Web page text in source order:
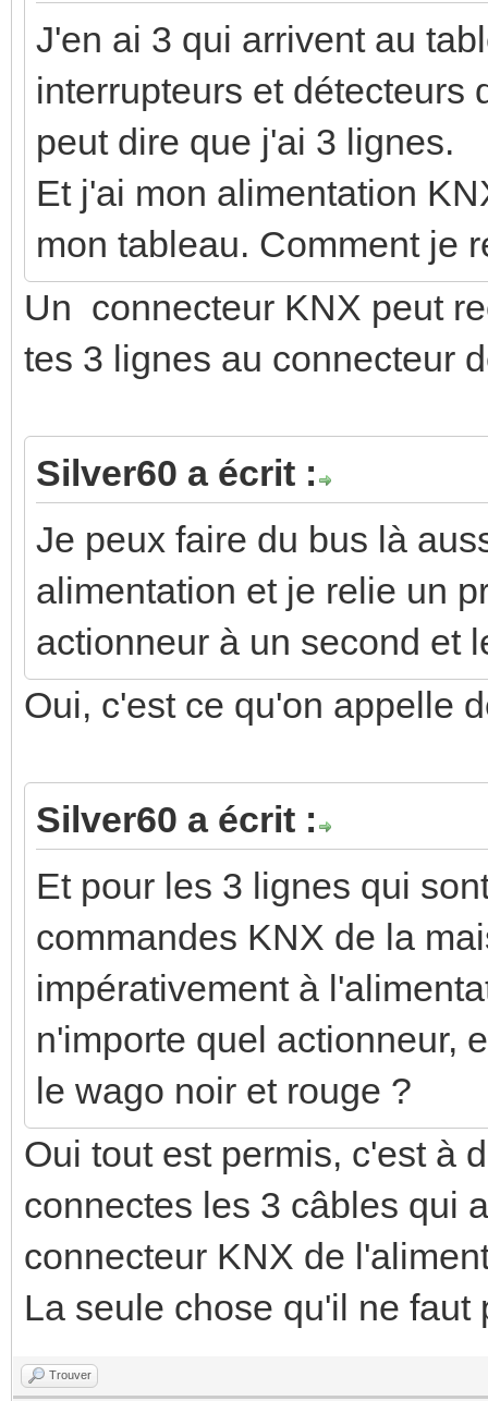
J'en ai 3 qui arrivent au
interrupteurs et détecteurs
peut dire que j'ai 3 lignes.
Et j'ai mon alimentation
mon tableau. Comment je
Un connecteur KNX peut
tes 3 lignes au connecteur
Silver60 a écrit :
Je peux faire du bus là
alimentation et je relie un
actionneur à un second et
Oui, c'est ce qu'on appelle
Silver60 a écrit :
Et pour les 3 lignes qui
commandes KNX de la
impérativement à
n'importe quel actionneur,
le wago noir et rouge ?
Oui tout est permis, c'est à
connectes les 3 câbles qui
connecteur KNX de
La seule chose qu'il ne
Trouver